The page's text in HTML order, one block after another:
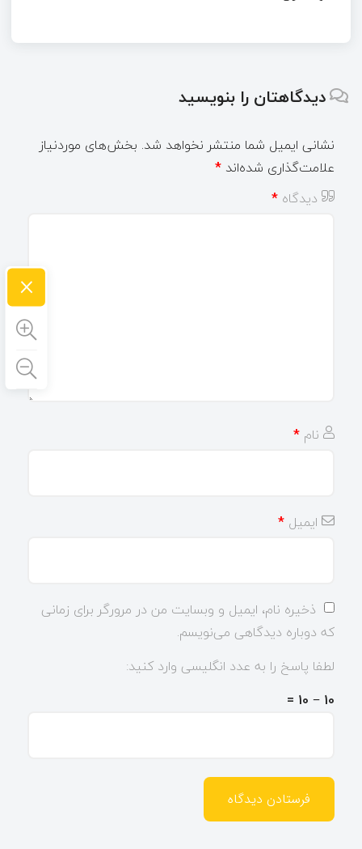
دیدگاهتان را بنویسید
نشانی ایمیل شما منتشر نخواهد شد. بخش‌های موردنیاز
علامت‌گذاری شده‌اند *
دیدگاه *
نام *
ایمیل *
ذخیره نام، ایمیل و وبسایت من در مرورگر برای زمانی
که دوباره دیدگاهی می‌نویسم.
لطفا پاسخ را به عدد انگلیسی وارد کنید:
10 − 10 =
×